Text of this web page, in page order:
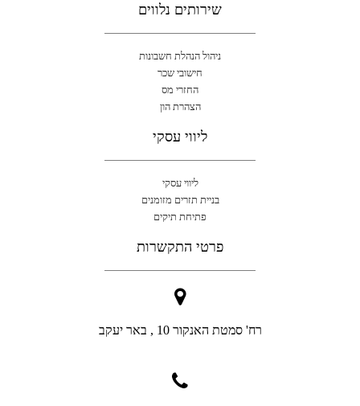
שירותים נלווים
ניהול הנהלת חשבונות
חישובי שכר
החזרי מס
הצהרת הון
ליווי עסקי
ליווי עסקי
בניית תזרים מזומנים
פתיחת תיקים
פרטי התקשרות
רח' סמטת האנקור 10 , באר יעקב